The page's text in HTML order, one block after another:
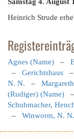
Heinrich Strude
Agnes (Name) –
– Gerichtshaus
N. N. –
(Rudiger) (Name)
Schuhmacher,
– Winworm, N. N.